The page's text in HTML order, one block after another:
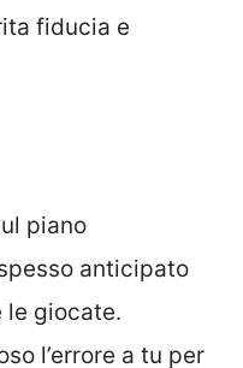
fiducia e
piano
anticipato
le giocate.
l’errore a tu per